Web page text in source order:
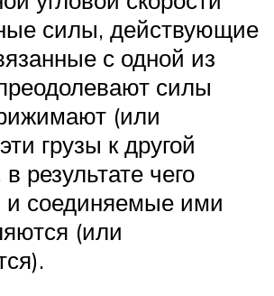
силы, действующие
с одной из
силы
(или
грузы к другой
результате чего
соединяемые ими
(или